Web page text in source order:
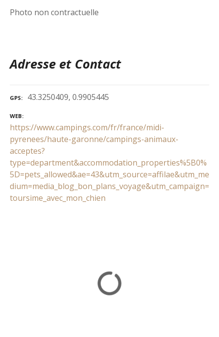
Photo non contractuelle
Adresse et Contact
GPS 43.3250409, 0.9905445
WEB
https://www.campings.com/fr/france/midi-
pyrenees/haute-garonne/campings-animaux-
acceptes?
type=department&accommodation_properties%5B0%
5D=pets_allowed&ae=43&utm_source=affilae&utm_me
dium=media_blog_bon_plans_voyage&utm_campaign=
toursime_avec_mon_chien